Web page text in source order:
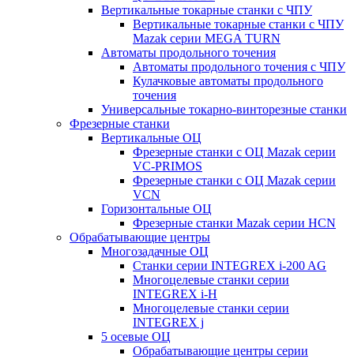
Вертикальные токарные станки с ЧПУ
Вертикальные токарные станки с ЧПУ
Mazak серии MEGA TURN
Автоматы продольного точения
Автоматы продольного точения с ЧПУ
Кулачковые автоматы продольного
точения
Универсальные токарно-винторезные станки
Фрезерные станки
Вертикальные ОЦ
Фрезерные станки с ОЦ Mazak серии
VC-PRIMOS
Фрезерные станки с ОЦ Mazak серии
VCN
Горизонтальные ОЦ
Фрезерные станки Mazak серии HCN
Обрабатывающие центры
Многозадачные ОЦ
Cтанки серии INTEGREX i-200 AG
Многоцелевые станки серии
INTEGREX i-H
Многоцелевые станки серии
INTEGREX j
5 осевые ОЦ
Обрабатывающие центры серии